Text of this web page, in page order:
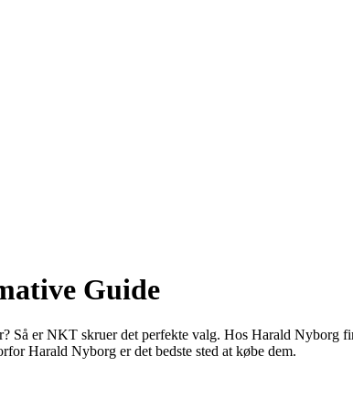
Guide
Så er NKT skruer det perfekte valg. Hos Harald
Harald Nyborg er det bedste sted at købe dem.